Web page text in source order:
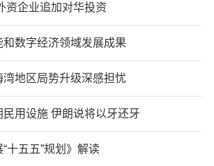
资企业追加对华投资
数字经济领域发展成果
地区局势升级深感担忧
用设施 伊朗说将以牙还牙
“十五五”规划》解读